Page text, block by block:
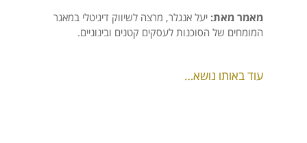
מאמר מאת: יעל אנגלר, מרצה לשיווק דיגיטלי במאגר
המומחים של הסוכנות לעסקים קטנים ובינוניים.
עוד באותו נושא…